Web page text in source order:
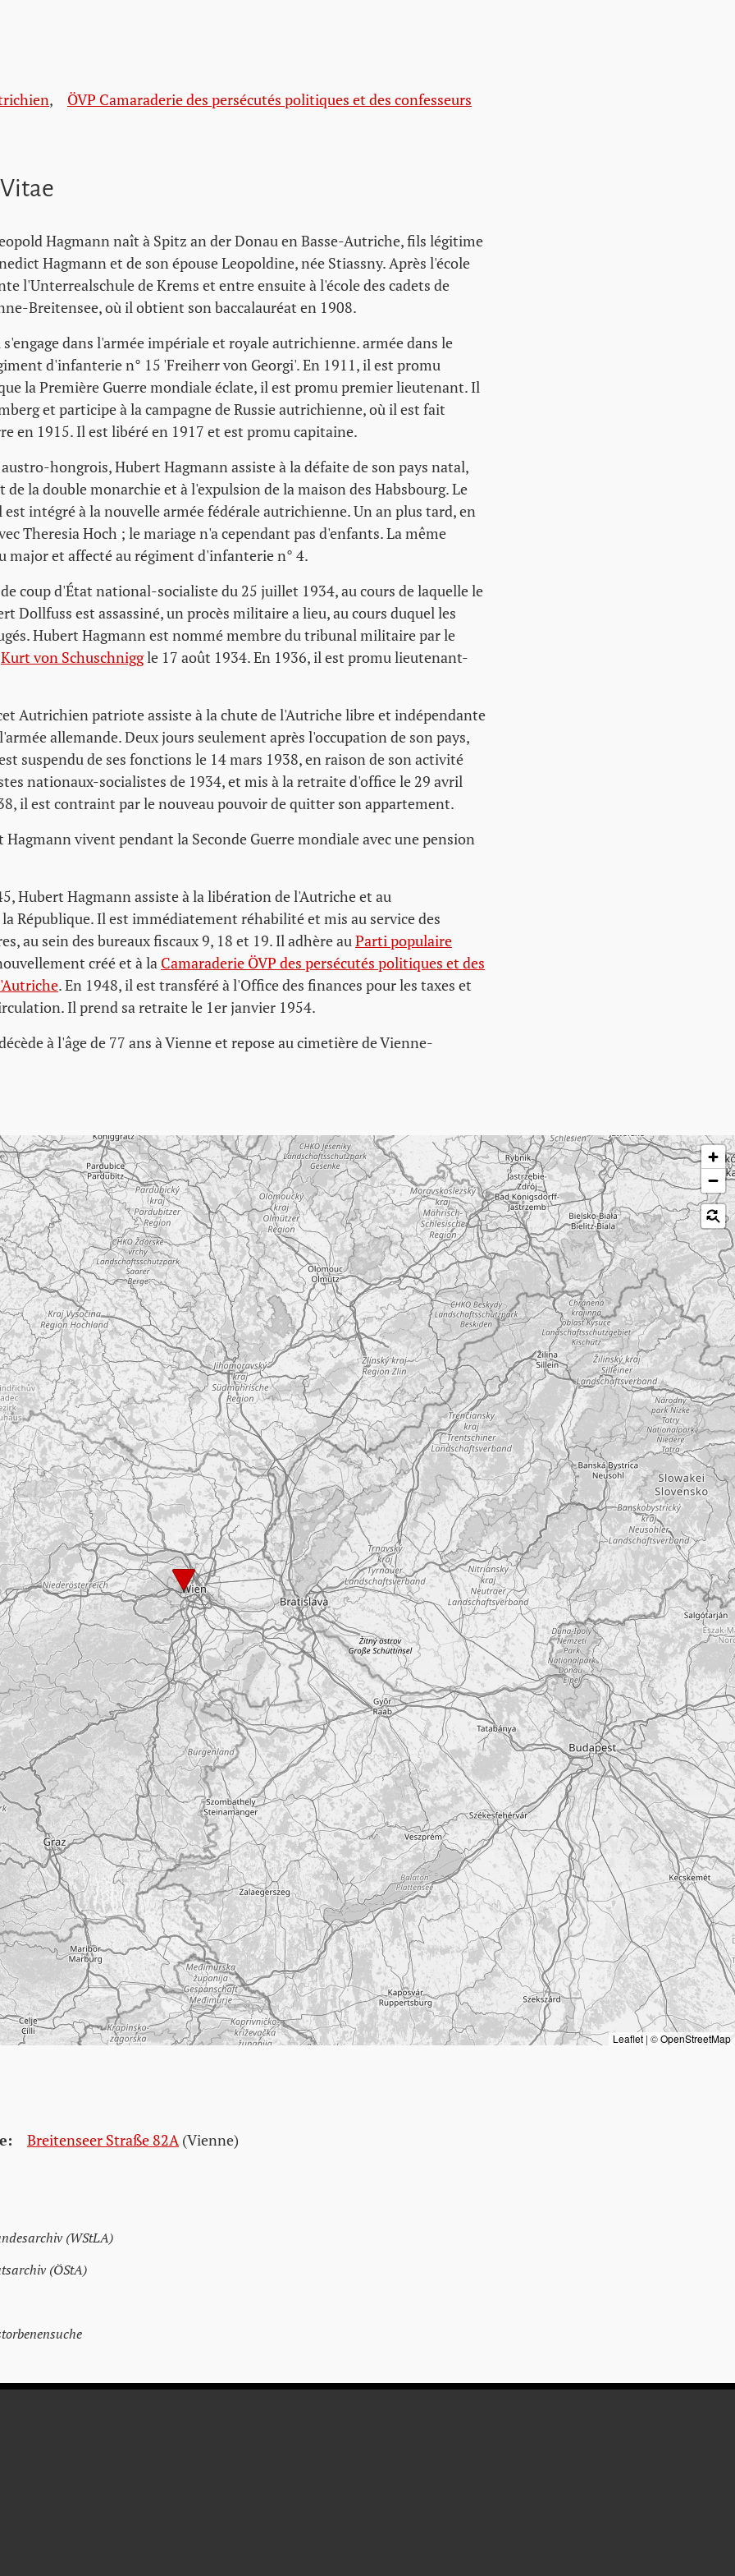
, ÖVP Camaraderie des persécutés politiques et des confesseurs
Hagmann naît à Spitz an der Donau en Basse-Autriche, fils légitime
Hagmann et de son épouse Leopoldine, née Stiassny. Après l'école
l'Unterrealschule de Krems et entre ensuite à l'école des cadets de
Breitensee, où il obtient son baccalauréat en 1908.
dans l'armée impériale et royale autrichienne. armée dans le
d'infanterie n° 15 'Freiherr von Georgi'. En 1911, il est promu
la Première Guerre mondiale éclate, il est promu premier lieutenant. Il
et participe à la campagne de Russie autrichienne, où il est fait
en 1915. Il est libéré en 1917 et est promu capitaine.
hongrois, Hubert Hagmann assiste à la défaite de son pays natal,
la double monarchie et à l'expulsion de la maison des Habsbourg. Le
est intégré à la nouvelle armée fédérale autrichienne. Un an plus tard, en
Theresia Hoch ; le mariage n'a cependant pas d'enfants. La même
major et affecté au régiment d'infanterie n° 4.
coup d'État national-socialiste du 25 juillet 1934, au cours de laquelle le
Dollfuss est assassiné, un procès militaire a lieu, au cours duquel les
Hubert Hagmann est nommé membre du tribunal militaire par le
Kurt von Schuschniggle 17 août 1934. En 1936, il est promu lieutenant-
Autrichien patriote assiste à la chute de l'Autriche libre et indépendante
allemande. Deux jours seulement après l'occupation de son pays,
suspendu de ses fonctions le 14 mars 1938, en raison de son activité
nationaux-socialistes de 1934, et mis à la retraite d'office le 29 avril
il est contraint par le nouveau pouvoir de quitter son appartement.
Hagmann vivent pendant la Seconde Guerre mondiale avec une pension
Hubert Hagmann assiste à la libération de l'Autriche et au
République. Il est immédiatement réhabilité et mis au service des
au sein des bureaux fiscaux 9, 18 et 19. Il adhère auParti populaire
créé et à la Camaraderie ÖVP des persécutés politiques et des
. En 1948, il est transféré à l'Office des finances pour les taxes et
Il prend sa retraite le 1er janvier 1954.
à l'âge de 77 ans à Vienne et repose au cimetière de Vienne-
Leaflet | ©OpenStreetMap
Breitenseer Straße 82A (Vienne)
(WStLA)
(ÖStA)